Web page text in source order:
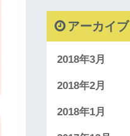
アーカイブ
2018年3月
2018年2月
2018年1月